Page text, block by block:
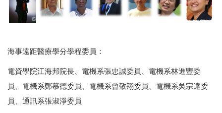
海事遠距醫療學分學程委員：
電資學院江海邦院長、電機系張忠誠委員、電機系林進豐委
員、電機系鄭慕德委員、電機系曾敬翔委員、電機系吳宗達委
員、通訊系張淑淨委員